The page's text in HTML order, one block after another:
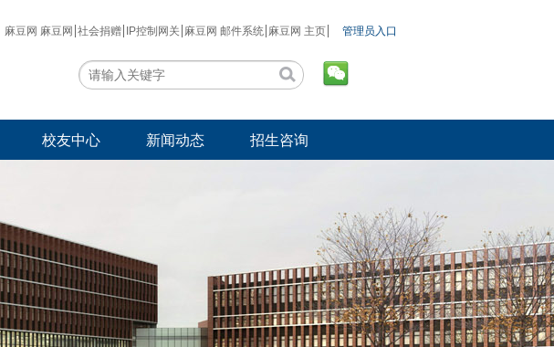
管理员入口
麻豆网 麻豆网 社会捐赠 IP控制网关 麻豆网 邮件系统 麻豆网 主页
校友中心 新闻动态 招生咨询